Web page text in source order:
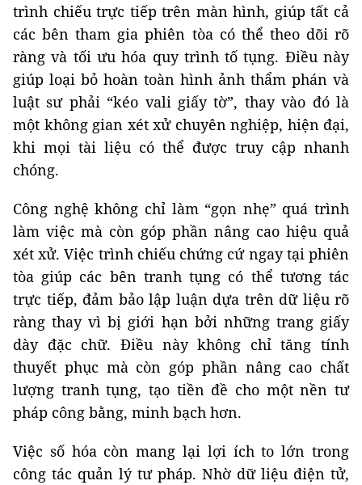
trình chiếu trực tiếp trên màn hình, giúp tất cả
các bên tham gia phiên tòa có thể theo dõi rõ
ràng và tối ưu hóa quy trình tố tụng. Điều này
giúp loại bỏ hoàn toàn hình ảnh thẩm phán và
luật sư phải “kéo vali giấy tờ”, thay vào đó là
một không gian xét xử chuyên nghiệp, hiện đại,
khi mọi tài liệu có thể được truy cập nhanh
chóng.
Công nghệ không chỉ làm “gọn nhẹ” quá trình
làm việc mà còn góp phần nâng cao hiệu quả
xét xử. Việc trình chiếu chứng cứ ngay tại phiên
tòa giúp các bên tranh tụng có thể tương tác
trực tiếp, đảm bảo lập luận dựa trên dữ liệu rõ
ràng thay vì bị giới hạn bởi những trang giấy
dày đặc chữ. Điều này không chỉ tăng tính
thuyết phục mà còn góp phần nâng cao chất
lượng tranh tụng, tạo tiền đề cho một nền tư
pháp công bằng, minh bạch hơn.
Việc số hóa còn mang lại lợi ích to lớn trong
công tác quản lý tư pháp. Nhờ dữ liệu điện tử,